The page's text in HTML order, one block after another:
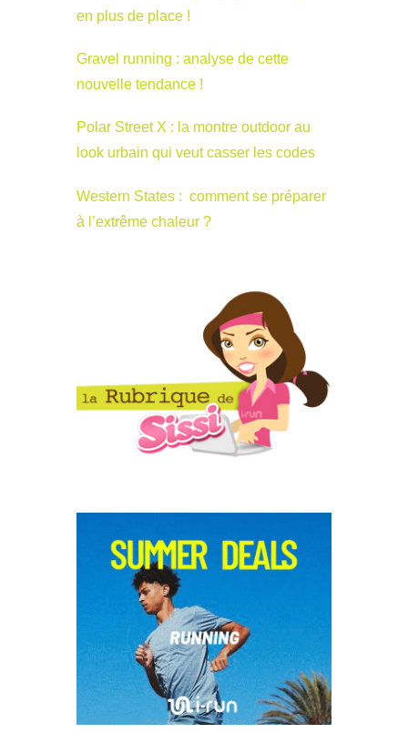
en plus de place !
Gravel running : analyse de cette
nouvelle tendance !
Polar Street X : la montre outdoor au
look urbain qui veut casser les codes
Western States : comment se préparer
à l’extrême chaleur ?